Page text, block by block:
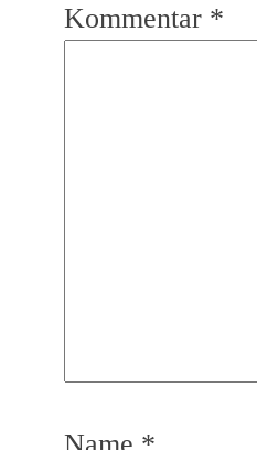
Kommentar *
Name *